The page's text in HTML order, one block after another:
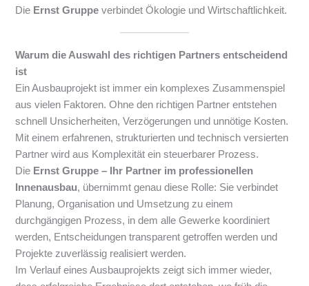
Die Ernst Gruppe verbindet Ökologie und Wirtschaftlichkeit.
Warum die Auswahl des richtigen Partners entscheidend
ist
Ein Ausbauprojekt ist immer ein komplexes Zusammenspiel
aus vielen Faktoren. Ohne den richtigen Partner entstehen
schnell Unsicherheiten, Verzögerungen und unnötige Kosten.
Mit einem erfahrenen, strukturierten und technisch versierten
Partner wird aus Komplexität ein steuerbarer Prozess.
Die Ernst Gruppe – Ihr Partner im professionellen
Innenausbau, übernimmt genau diese Rolle: Sie verbindet
Planung, Organisation und Umsetzung zu einem
durchgängigen Prozess, in dem alle Gewerke koordiniert
werden, Entscheidungen transparent getroffen werden und
Projekte zuverlässig realisiert werden.
Im Verlauf eines Ausbauprojekts zeigt sich immer wieder,